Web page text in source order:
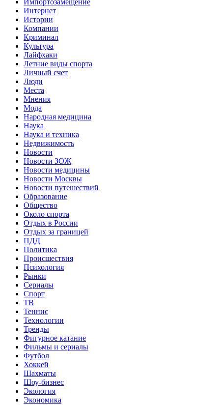
Импортозамещение
Интернет
Истории
Компании
Криминал
Культура
Лайфхаки
Летние виды спорта
Личный счет
Люди
Места
Мнения
Мода
Народная медицина
Наука
Наука и техника
Недвижимость
Новости
Новости ЗОЖ
Новости медицины
Новости Москвы
Новости путешествий
Образование
Общество
Около спорта
Отдых в России
Отдых за границей
ПДД
Политика
Происшествия
Психология
Рынки
Сериалы
Спорт
ТВ
Теннис
Технологии
Тренды
Фигурное катание
Фильмы и сериалы
Футбол
Хоккей
Шахматы
Шоу-бизнес
Экология
Экономика